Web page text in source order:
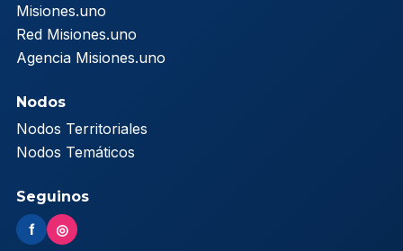
Misiones.uno
Red Misiones.uno
Agencia Misiones.uno
Nodos
Nodos Territoriales
Nodos Temáticos
Seguinos
f ◎